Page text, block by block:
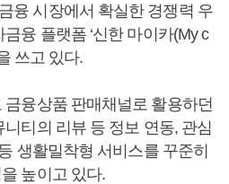
융 시장에서 확실한 경쟁력 우
융 플랫폼 ‘신한 마이카(My c
쓰고 있다.
융상품 판매채널로 활용하던
티의 리뷰 등 정보 연동, 관심
생활밀착형 서비스를 꾸준히
높이고 있다.